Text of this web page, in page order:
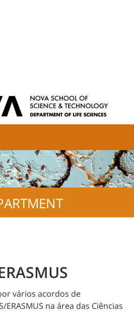
vários acordos de
ERASMUS na área das Ciências